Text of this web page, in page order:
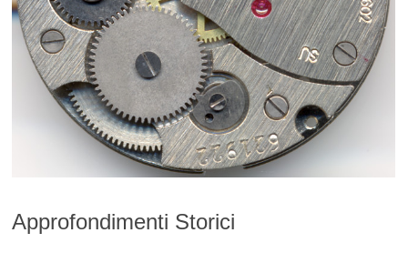
Approfondimenti Storici